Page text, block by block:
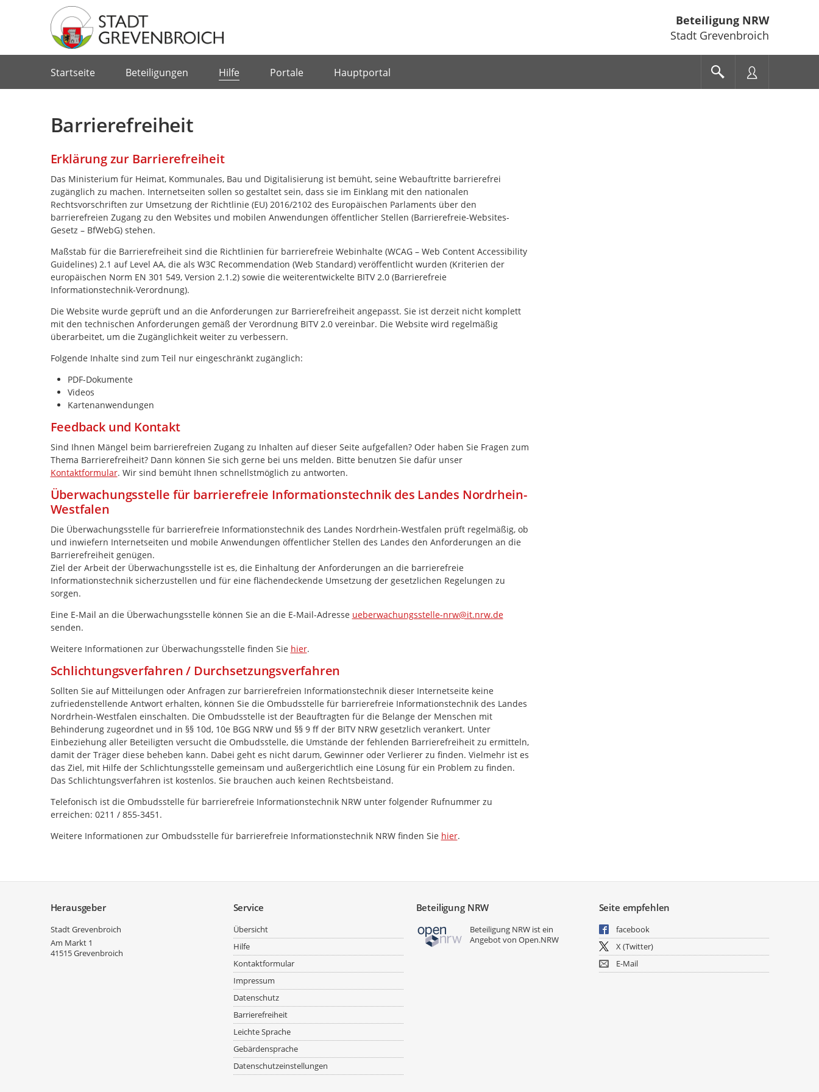
Beteiligung NRW
Stadt Grevenbroich
Startseite Beteiligungen Hilfe Portale Hauptportal
Barrierefreiheit
Erklärung zur Barrierefreiheit
Das Ministerium für Heimat, Kommunales, Bau und Digitalisierung ist bemüht, seine Webauftritte barrierefrei
zugänglich zu machen. Internetseiten sollen so gestaltet sein, dass sie im Einklang mit den nationalen
Rechtsvorschriften zur Umsetzung der Richtlinie (EU) 2016/2102 des Europäischen Parlaments über den
barrierefreien Zugang zu den Websites und mobilen Anwendungen öffentlicher Stellen (Barrierefreie-Websites-
Gesetz – BfWebG) stehen.
Maßstab für die Barrierefreiheit sind die Richtlinien für barrierefreie Webinhalte (WCAG – Web Content Accessibility
Guidelines) 2.1 auf Level AA, die als W3C Recommendation (Web Standard) veröffentlicht wurden (Kriterien der
europäischen Norm EN 301 549, Version 2.1.2) sowie die weiterentwickelte BITV 2.0 (Barrierefreie
Informationstechnik-Verordnung).
Die Website wurde geprüft und an die Anforderungen zur Barrierefreiheit angepasst. Sie ist derzeit nicht komplett
mit den technischen Anforderungen gemäß der Verordnung BITV 2.0 vereinbar. Die Website wird regelmäßig
überarbeitet, um die Zugänglichkeit weiter zu verbessern.
Folgende Inhalte sind zum Teil nur eingeschränkt zugänglich:
PDF-Dokumente
Videos
Kartenanwendungen
Feedback und Kontakt
Sind Ihnen Mängel beim barrierefreien Zugang zu Inhalten auf dieser Seite aufgefallen? Oder haben Sie Fragen zum
Thema Barrierefreiheit? Dann können Sie sich gerne bei uns melden. Bitte benutzen Sie dafür unser
Kontaktformular. Wir sind bemüht Ihnen schnellstmöglich zu antworten.
Überwachungsstelle für barrierefreie Informationstechnik des Landes Nordrhein-
Westfalen
Die Überwachungsstelle für barrierefreie Informationstechnik des Landes Nordrhein-Westfalen prüft regelmäßig, ob
und inwiefern Internetseiten und mobile Anwendungen öffentlicher Stellen des Landes den Anforderungen an die
Barrierefreiheit genügen.
Ziel der Arbeit der Überwachungsstelle ist es, die Einhaltung der Anforderungen an die barrierefreie
Informationstechnik sicherzustellen und für eine flächendeckende Umsetzung der gesetzlichen Regelungen zu
sorgen.
Eine E-Mail an die Überwachungsstelle können Sie an die E-Mail-Adresse ueberwachungsstelle-nrw@it.nrw.de
senden.
Weitere Informationen zur Überwachungsstelle finden Sie hier.
Schlichtungsverfahren / Durchsetzungsverfahren
Sollten Sie auf Mitteilungen oder Anfragen zur barrierefreien Informationstechnik dieser Internetseite keine
zufriedenstellende Antwort erhalten, können Sie die Ombudsstelle für barrierefreie Informationstechnik des Landes
Nordrhein-Westfalen einschalten. Die Ombudsstelle ist der Beauftragten für die Belange der Menschen mit
Behinderung zugeordnet und in §§ 10d, 10e BGG NRW und §§ 9 ff der BITV NRW gesetzlich verankert. Unter
Einbeziehung aller Beteiligten versucht die Ombudsstelle, die Umstände der fehlenden Barrierefreiheit zu ermitteln,
damit der Träger diese beheben kann. Dabei geht es nicht darum, Gewinner oder Verlierer zu finden. Vielmehr ist es
das Ziel, mit Hilfe der Schlichtungsstelle gemeinsam und außergerichtlich eine Lösung für ein Problem zu finden.
Das Schlichtungsverfahren ist kostenlos. Sie brauchen auch keinen Rechtsbeistand.
Telefonisch ist die Ombudsstelle für barrierefreie Informationstechnik NRW unter folgender Rufnummer zu
erreichen: 0211 / 855-3451.
Weitere Informationen zur Ombudsstelle für barrierefreie Informationstechnik NRW finden Sie hier.
Herausgeber
Stadt Grevenbroich
Am Markt 1
41515Grevenbroich
Service
Übersicht
Hilfe
Kontaktformular
Impressum
Datenschutz
Barrierefreiheit
Leichte Sprache
Gebärdensprache
Datenschutzeinstellungen
Beteiligung NRW
Beteiligung NRW ist ein
Angebot vonOpen.NRW
Seite empfehlen
facebook
X (Twitter)
E-Mail